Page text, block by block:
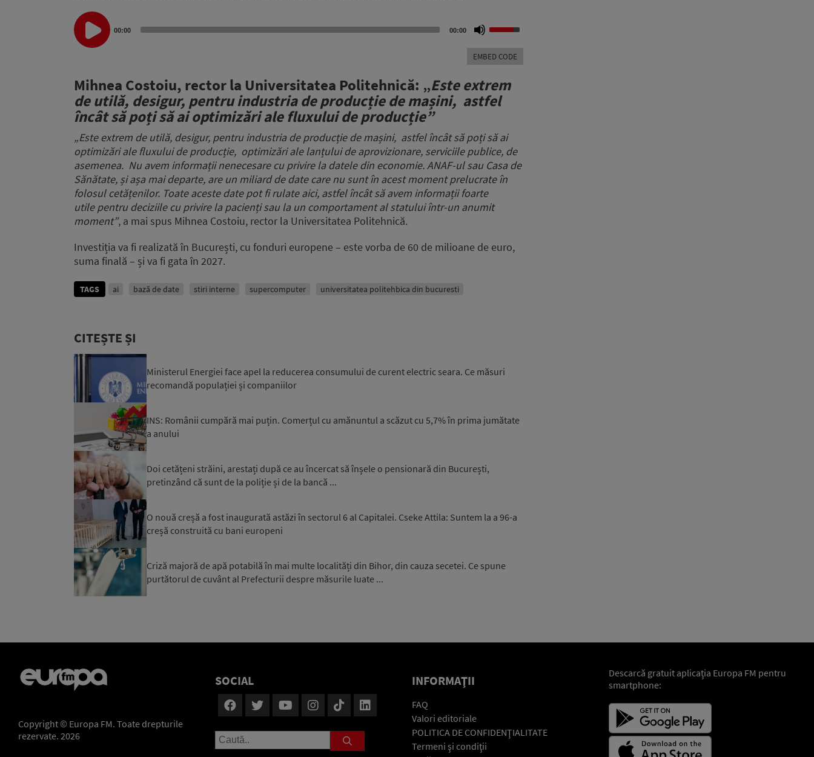
Audio
Player
00:00 00:00
Up/Down
keys
increase
or
EMBED CODE
Mihnea Costoiu, rector la Universitatea Politehnică: „Este extrem
de utilă, desigur, pentru industria de producție de mașini, astfel
încât să poți să ai optimizări ale fluxului de producție”
„Este extrem de utilă, desigur, pentru industria de producție de mașini, astfel încât să poți să ai
optimizări ale fluxului de producție, optimizări ale lanțului de aprovizionare, serviciile publice, de
asemenea. Nu avem informații nenecesare cu privire la datele din economie.ANAF-ul sau Casa de
Sănătate, și așa mai departe, are un miliard de date care nu sunt în acest moment prelucrate în
folosul cetățenilor. Toate aceste date pot fi rulate aici, astfel încât să avem informații foarte
utile pentru deciziile cu privire la pacienți sau la un comportament al statului într-un anumit
moment”, a mai spus Mihnea Costoiu, rector la Universitatea Politehnică.
Investiția va fi realizată în București, cu fonduri europene – este vorba de 60 de milioane de euro,
suma finală – și va fi gata în 2027.
TAGS ai bază de date stiri interne supercomputer universitatea politehbica din bucuresti
CITEȘTE ȘI
Ministerul Energiei face apel la reducerea consumului de curent electric seara. Ce măsuri
recomandă populației și companiilor
INS: Românii cumpără mai puțin. Comerțul cu amănuntul a scăzut cu 5,7% în prima jumătate
a anului
Doi cetățeni străini, arestați după ce au încercat să înșele o pensionară din București,
pretinzând că sunt de la poliție și de la bancă ...
O nouă creșă a fost inaugurată astăzi în sectorul 6 al Capitalei. Cseke Attila: Suntem la a 96-a
creșă construită cu bani europeni
Criză majoră de apă potabilă în mai multe localități din Bihor, din cauza secetei. Ce spune
purtătorul de cuvânt al Prefecturii despre măsurile luate ...
Copyright © Europa FM. Toate drepturile
rezervate. 2026
SOCIAL INFORMAŢII
FAQ
Valori editoriale
POLITICA DE CONFIDENŢIALITATE
Termeni şi condiţii
Descarcă gratuit aplicaţia Europa FM pentru
smartphone: